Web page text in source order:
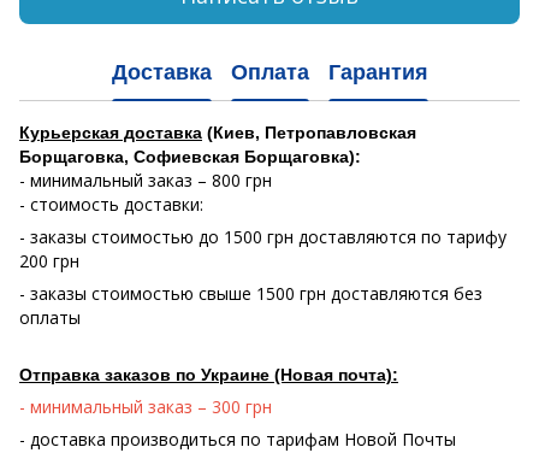
Доставка Оплата Гарантия
Курьерская доставка (Киев, Петропавловская
Борщаговка, Софиевская Борщаговка):
- минимальный заказ – 800 грн
- стоимость доставки:
- заказы стоимостью до 1500 грн доставляются по тарифу
200 грн
- заказы стоимостью свыше 1500 грн доставляются без
оплаты
Отправка заказов по Украине (Новая почта):
- минимальный заказ – 300 грн
- доставка производиться по тарифам Новой Почты